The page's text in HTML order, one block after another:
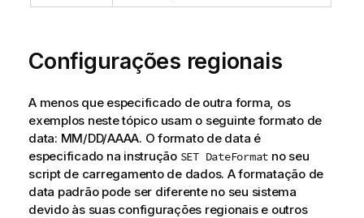
Configurações regionais
A menos que especificado de outra forma, os
exemplos neste tópico usam o seguinte formato de
data: MM/DD/AAAA. O formato de data é
especificado na instrução SET DateFormat no seu
script de carregamento de dados. A formatação de
data padrão pode ser diferente no seu sistema
devido às suas configurações regionais e outros